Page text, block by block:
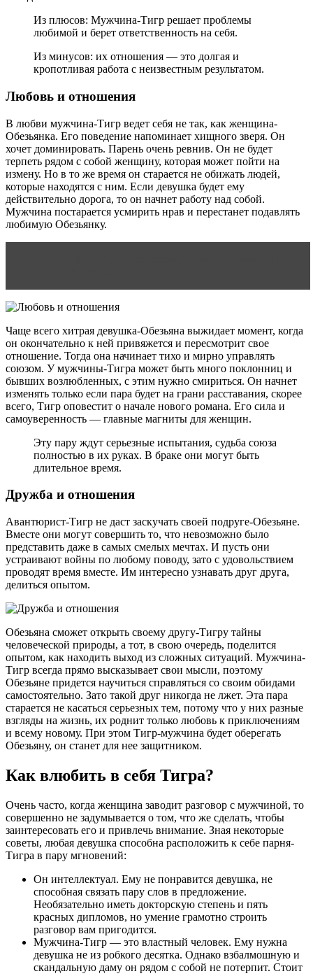
Из плюсов: Мужчина-Тигр решает проблемы
любимой и берет ответственность на себя.
Из минусов: их отношения — это долгая и
кропотливая работа с неизвестным результатом.
Любовь и отношения
В любви мужчина-Тигр ведет себя не так, как женщина-
Обезьянка. Его поведение напоминает хищного зверя. Он
хочет доминировать. Парень очень ревнив. Он не будет
терпеть рядом с собой женщину, которая может пойти на
измену. Но в то же время он старается не обижать людей,
которые находятся с ним. Если девушка будет ему
действительно дорога, то он начнет работу над собой.
Мужчина постарается усмирить нрав и перестанет подавлять
любимую Обезьянку.
Чаще всего хитрая девушка-Обезьяна выжидает момент, когда
он окончательно к ней привяжется и пересмотрит свое
отношение. Тогда она начинает тихо и мирно управлять
союзом. У мужчины-Тигра может быть много поклонниц и
бывших возлюбленных, с этим нужно смириться. Он начнет
изменять только если пара будет на грани расставания, скорее
всего, Тигр оповестит о начале нового романа. Его сила и
самоуверенность — главные магниты для женщин.
Эту пару ждут серьезные испытания, судьба союза
полностью в их руках. В браке они могут быть
длительное время.
Дружба и отношения
Авантюрист-Тигр не даст заскучать своей подруге-Обезьяне.
Вместе они могут совершить то, что невозможно было
представить даже в самых смелых мечтах. И пусть они
устраивают войны по любому поводу, зато с удовольствием
проводят время вместе. Им интересно узнавать друг друга,
делиться опытом.
Обезьяна сможет открыть своему другу-Тигру тайны
человеческой природы, а тот, в свою очередь, поделится
опытом, как находить выход из сложных ситуаций. Мужчина-
Тигр всегда прямо высказывает свои мысли, поэтому
Обезьяне придется научиться справляться со своим обидами
самостоятельно. Зато такой друг никогда не лжет. Эта пара
старается не касаться серьезных тем, потому что у них разные
взгляды на жизнь, их роднит только любовь к приключениям
и всему новому. При этом Тигр-мужчина будет оберегать
Обезьяну, он станет для нее защитником.
Как влюбить в себя Тигра?
Очень часто, когда женщина заводит разговор с мужчиной, то
совершенно не задумывается о том, что же сделать, чтобы
заинтересовать его и привлечь внимание. Зная некоторые
советы, любая девушка способна расположить к себе парня-
Тигра в пару мгновений:
Он интеллектуал. Ему не понравится девушка, не
способная связать пару слов в предложение.
Необязательно иметь докторскую степень и пять
красных дипломов, но умение грамотно строить
разговор вам пригодится.
Мужчина-Тигр — это властный человек. Ему нужна
девушка не из робкого десятка. Однако взбалмошную и
скандальную даму он рядом с собой не потерпит. Стоит